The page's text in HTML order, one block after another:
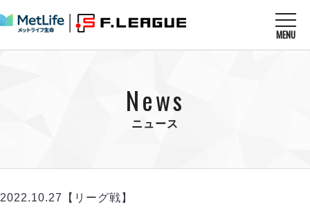
MENU
U-23選抜
クラブ
MATCHES
順位表
メットライフ生命Ｆ１リーグ
News
ニュース
2022.10.27
【リーグ戦】